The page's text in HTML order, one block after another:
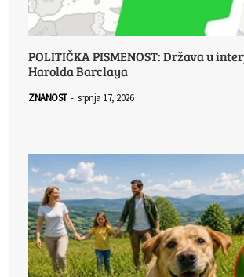
POLITIČKA PISMENOST: Država u
Harolda Barclaya
ZNANOST - srpnja 17, 2026